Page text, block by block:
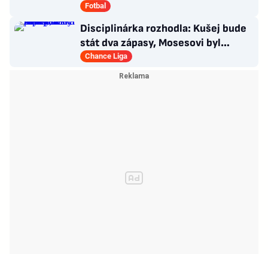
situace kolem Nombila?
Fotbal
Disciplinárka rozhodla: Kušej bude
stát dva zápasy, Mosesovi byl
prominut zbytek trestu
Chance Liga